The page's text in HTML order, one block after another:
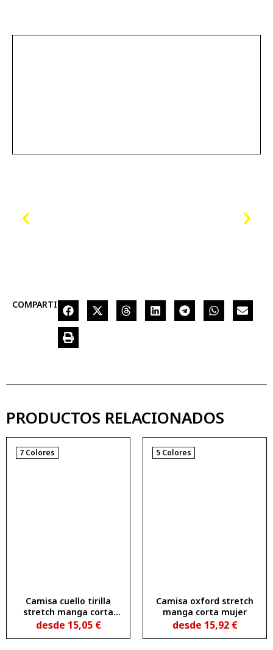
COMPARTIR
PRODUCTOS RELACIONADOS
7 Colores
Camisa cuello tirilla
stretch manga corta
mujer
desde 15,05 €
5 Colores
Camisa oxford stretch
manga corta mujer
desde 15,92 €